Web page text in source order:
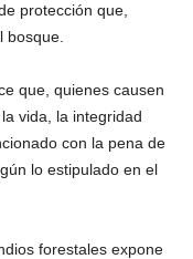
protección que,
bosque.
que, quienes causen
vida, la integridad
con la pena de
lo estipulado en el
forestales expone